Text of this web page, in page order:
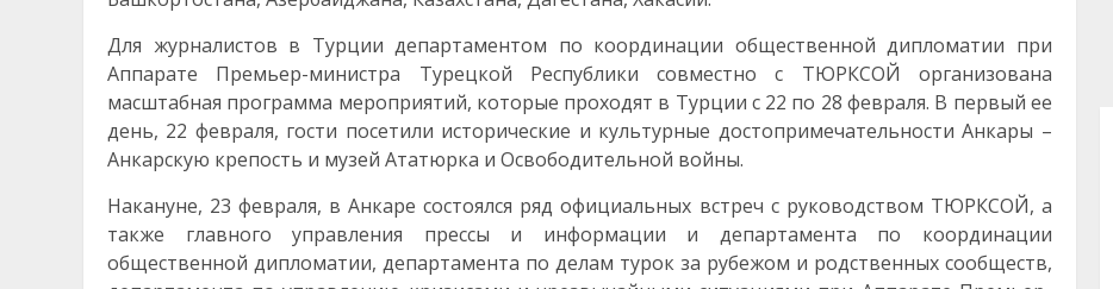
Для журналистов в Турции департаментом по координации общественной дипломатии при
Аппарате Премьер-министра Турецкой Республики совместно с ТЮРКСОЙ организована
масштабная программа мероприятий, которые проходят в Турции с 22 по 28 февраля. В первый ее
день, 22 февраля, гости посетили исторические и культурные достопримечательности Анкары –
Анкарскую крепость и музей Ататюрка и Освободительной войны.
Накануне, 23 февраля, в Анкаре состоялся ряд официальных встреч с руководством ТЮРКСОЙ, а
также главного управления прессы и информации и департамента по координации
общественной дипломатии, департамента по делам турок за рубежом и родственных сообществ,